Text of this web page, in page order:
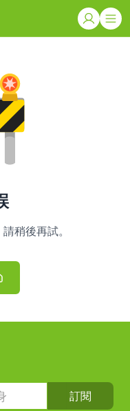
稍後再試。
訂閱